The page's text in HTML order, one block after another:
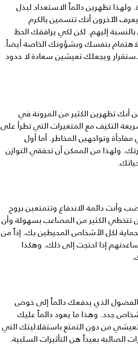
تظهرين دائماً الاستعداد لبذل
الآخرون أنك تتسمين بالكرم
إليهم. لكن لكي يرافقك الحظ
بنفسك وبشؤونك الخاصة أيضاً.
ويجعلك تعيشين سعادة لا حدود
أنك تظهرين الكثير من المرونة في
التكيف مع المتغيرات التي تطرأ على
وتواجهين المخاطر. أما أول
ولهذا من الممكن أن تحققي التوازن
وأنت دائمة الاندفاع وتتمتعين بروح
تتخطي الكثير من المصاعب بسهولة وأن
لكل الأشخاص المحيطين بك. إذاً من
إذا احتجت إلى ذلك. وهكذا
الذي يدفعك دائماً إلى خوض
جدد. وهذا ما يعود دائماً عليك
من دون التمتع باستقلاليتك التي
الصائبة بعيداً هن التأثيرات السلبية.